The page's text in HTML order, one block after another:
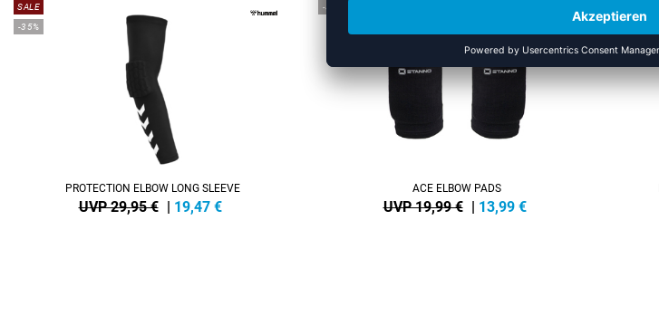
SALE
-35%
PROTECTION ELBOW LONG SLEEVE
UVP 29,95 € 19,47 €
-30%
ACE ELBOW PADS
UVP 19,99 € 13,99 €